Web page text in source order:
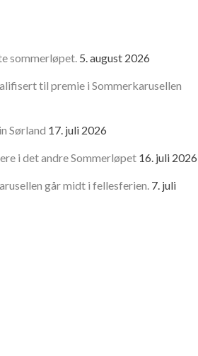
sommerløpet. 5. august 2026
til premie i Sommerkarusellen
Sørland 17. juli 2026
i det andre Sommerløpet 16. juli 2026
går midt i fellesferien. 7. juli